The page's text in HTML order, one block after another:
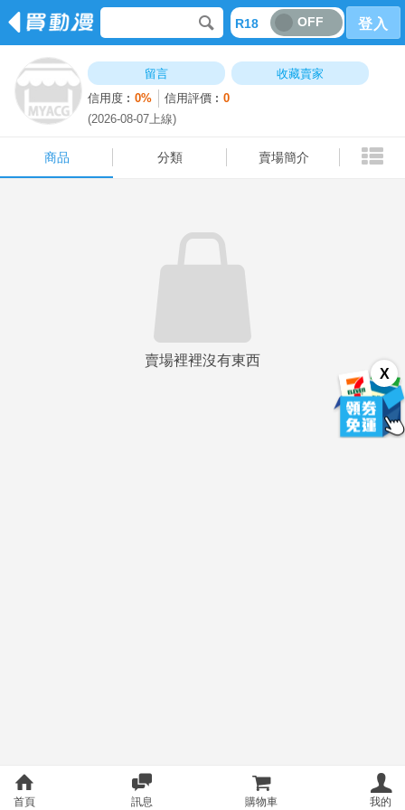
R18 OFF 登入
留言
收藏賣家
信用度︰0% 信用評價︰0
(2026-08-07上線)
商品 分類 賣場簡介
X
賣場裡裡沒有東西
商品 分類 賣場簡介
首頁 訊息 購物車 我的